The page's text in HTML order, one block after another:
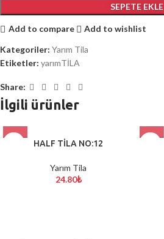
SEPETE EKLE
Add to compare
Add to wishlist
Kategoriler: Yarım Tila
Etiketler: yarımTİLA
Share:
İlgili ürünler
HALF TİLA NO:12
Yarım Tila
24.80₺